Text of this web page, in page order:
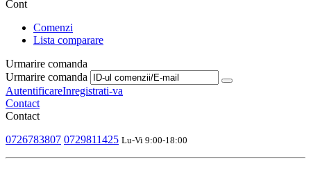
Cont
Comenzi
Lista comparare
Urmarire comanda
Urmarire comanda
AutentificareInregistrati-va
Contact
Contact
0726783807 0729811425 Lu-Vi 9:00-18:00